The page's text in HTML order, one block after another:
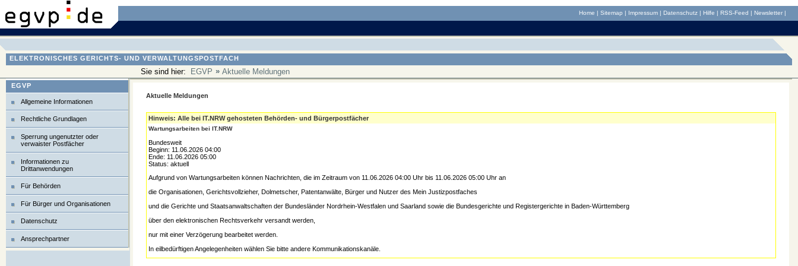
Home | Sitemap | Impressum | Datenschutz | Hilfe | RSS-Feed | Newsletter |
ELEKTRONISCHES GERICHTS- UND VERWALTUNGSPOSTFACH
Sie sind hier: EGVP » Aktuelle Meldungen
EGVP
Allgemeine Informationen
Rechtliche Grundlagen
Sperrung ungenutzter oder
verwaister Postfächer
Informationen zu
Drittanwendungen
Für Behörden
Für Bürger und Organisationen
Datenschutz
Ansprechpartner
Aktuelle Meldungen
Hinweis: Alle bei IT.NRW gehosteten Behörden- und Bürgerpostfächer
Wartungsarbeiten bei IT.NRW
Bundesweit
Beginn: 11.06.2026 04:00
Ende: 11.06.2026 05:00
Status: aktuell
Aufgrund von Wartungsarbeiten können Nachrichten, die im Zeitraum von 11.06.2026 04:00 Uhr bis 11.06.2026 05:00 Uhr an
die Organisationen, Gerichtsvollzieher, Dolmetscher, Patentanwälte, Bürger und Nutzer des Mein Justizpostfaches
und die Gerichte und Staatsanwaltschaften der Bundesländer Nordrhein-Westfalen und Saarland sowie die Bundesgerichte und Registergerichte in Baden-Württemberg
über den elektronischen Rechtsverkehr versandt werden,
nur mit einer Verzögerung bearbeitet werden.
In eilbedürftigen Angelegenheiten wählen Sie bitte andere Kommunikationskanäle.